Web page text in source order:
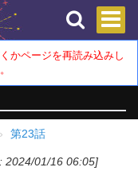
かページを再読み込みし
第23話
2024/01/16 06:05]